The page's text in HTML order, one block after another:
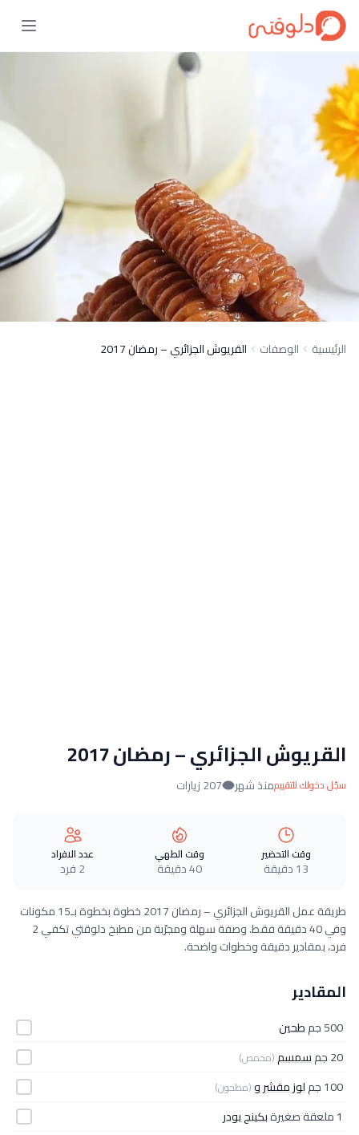
الرئيسية الوصفات القريوش الجزائري – رمضان 2017
القريوش الجزائري – رمضان 2017
سجّل دخولك للتقييممنذ شهر 207 زيارات
وقت التحضير
13 دقيقة
وقت الطهي
40 دقيقة
عدد الافراد
2 فرد
طريقة عمل القريوش الجزائري – رمضان 2017 خطوة بخطوة بـ15 مكونات
وفي 40 دقيقة فقط. وصفة سهلة ومجرّبة من مطبخ دلوقتي تكفي 2
فرد، بمقادير دقيقة وخطوات واضحة.
المقادير
500 جم
طحين
20 جم
سمسم(محمص)
100 جم لوز مقشر و(مطحون)
1 ملعقة صغيرة
بكينج بودر